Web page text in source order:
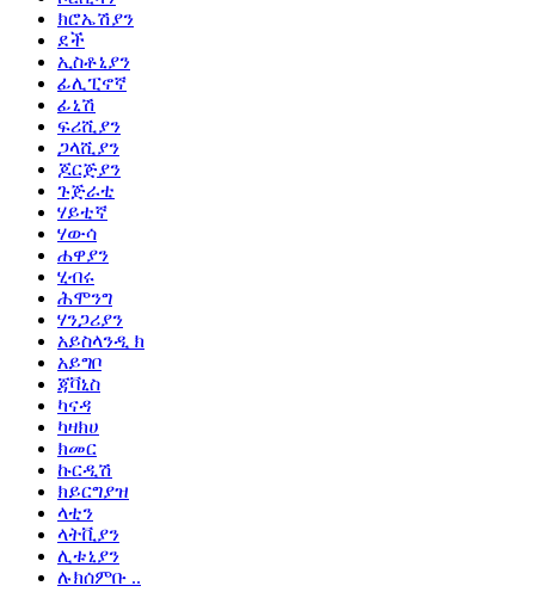
ክሮኤሽያን
ደች
ኢስቶኒያን
ፊሊፒኖኛ
ፊኒሽ
ፍሪሺያን
ጋላሺያን
ጆርጅያን
ጉጅራቲ
ሃይቲኛ
ሃውሳ
ሐዋያን
ሂብሩ
ሕሞንግ
ሃንጋሪያን
አይስላንዲ ክ
አይግቦ
ጃቫኒስ
ካናዳ
ካዛክሀ
ክመር
ኩርዲሽ
ክይርግያዝ
ላቲን
ላትቪያን
ሊቱኒያን
ሉክሰምቡ ..